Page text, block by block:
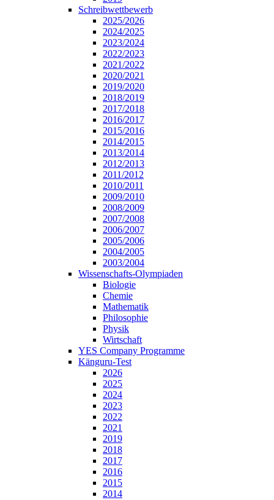
Schreibwettbewerb
2025/2026
2024/2025
2023/2024
2022/2023
2021/2022
2020/2021
2019/2020
2018/2019
2017/2018
2016/2017
2015/2016
2014/2015
2013/2014
2012/2013
2011/2012
2010/2011
2009/2010
2008/2009
2007/2008
2006/2007
2005/2006
2004/2005
2003/2004
Wissenschafts-Olympiaden
Biologie
Chemie
Mathematik
Philosophie
Physik
Wirtschaft
YES Company Programme
Känguru-Test
2026
2025
2024
2023
2022
2021
2019
2018
2017
2016
2015
2014